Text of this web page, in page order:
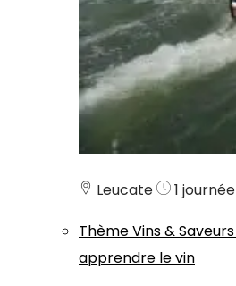
Leucate
1 journée
ThèmeVins & Saveurs
apprendre le vin